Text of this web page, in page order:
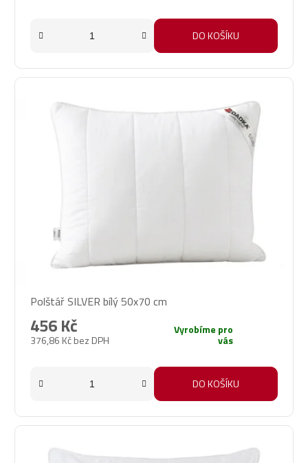
DO KOŠÍKU
Polštář SILVER bílý 50x70 cm
376,86 Kč bez DPH
456 Kč Vyrobíme pro
vás
DO KOŠÍKU